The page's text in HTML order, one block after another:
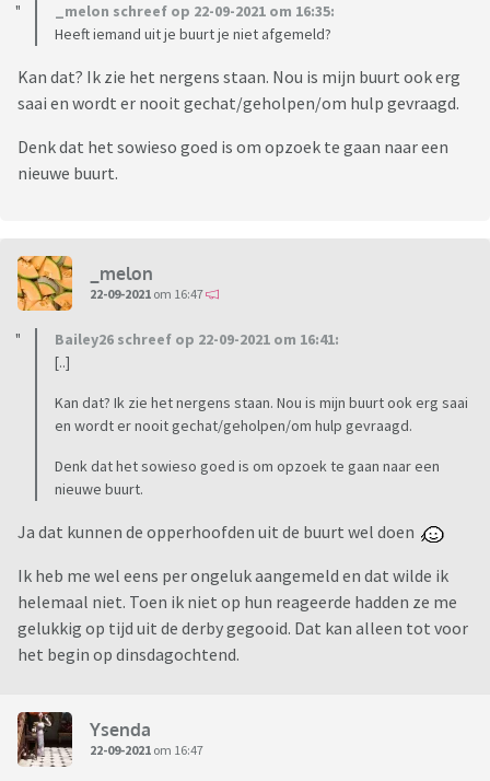
_melon schreef op 22-09-2021 om 16:35:
Heeft iemand uit je buurt je niet afgemeld?
Kan dat? Ik zie het nergens staan. Nou is mijn buurt ook erg
saai en wordt er nooit gechat/geholpen/om hulp gevraagd.
Denk dat het sowieso goed is om opzoek te gaan naar een
nieuwe buurt.
_melon
22-09-2021 om 16:47
Bailey26 schreef op 22-09-2021 om 16:41:
[..]
Kan dat? Ik zie het nergens staan. Nou is mijn buurt ook erg saai
en wordt er nooit gechat/geholpen/om hulp gevraagd.
Denk dat het sowieso goed is om opzoek te gaan naar een
nieuwe buurt.
Ja dat kunnen de opperhoofden uit de buurt wel doen
Ik heb me wel eens per ongeluk aangemeld en dat wilde ik
helemaal niet. Toen ik niet op hun reageerde hadden ze me
gelukkig op tijd uit de derby gegooid. Dat kan alleen tot voor
het begin op dinsdagochtend.
Ysenda
22-09-2021 om 16:47